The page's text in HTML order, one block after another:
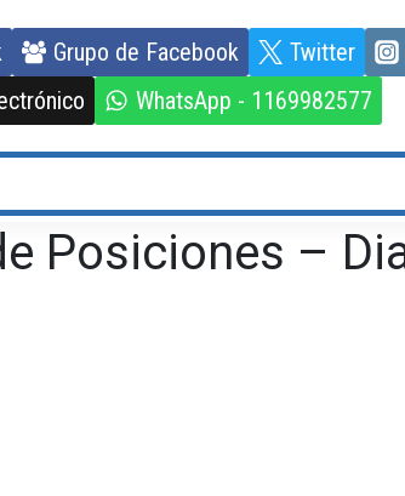
Grupo de Facebook Twitter
WhatsApp - 1169982577
Posiciones –